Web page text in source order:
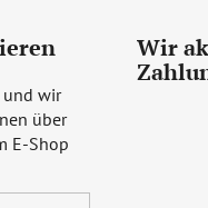
und wir
über
E-Shop
Wir